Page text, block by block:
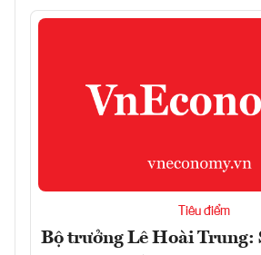
Tiêu điểm
Bộ trưởng Lê Hoài Trung: